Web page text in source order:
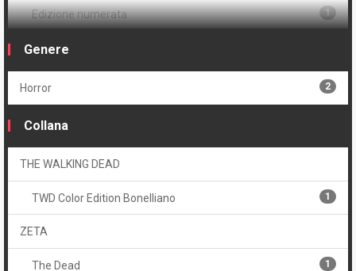
Edizione numerata 1
Serie
Volume
Volume unico 1
Genere
Horror 2
Collana
THE WALKING DEAD
TWD Color Edition Bonelliano 1
ZETA
The Dead 1